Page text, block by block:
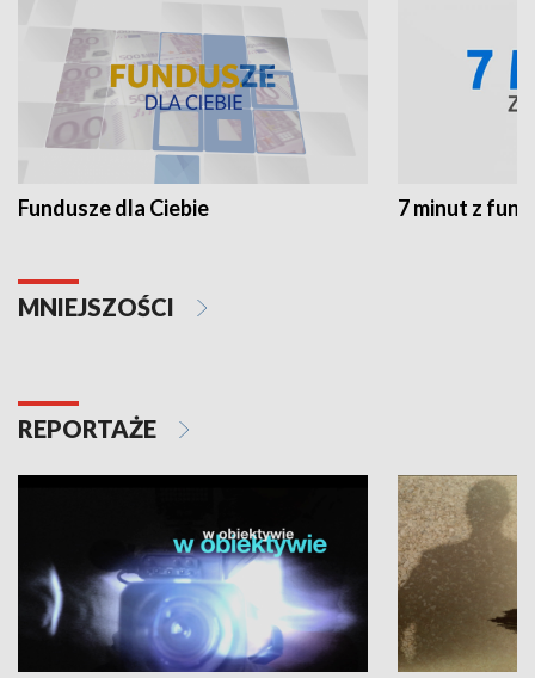
Fundusze dla Ciebie 7 minut z
MNIEJSZOŚCI
REPORTAŻE